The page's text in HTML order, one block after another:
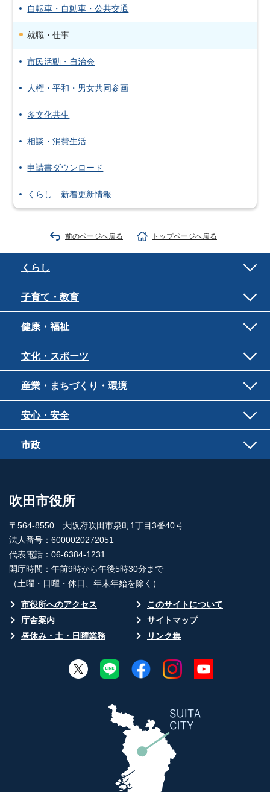
自転車・自動車・公共交通
就職・仕事
市民活動・自治会
人権・平和・男女共同参画
多文化共生
相談・消費生活
申請書ダウンロード
くらし 新着更新情報
前のページへ戻る トップページへ戻る
くらし
子育て・教育
健康・福祉
文化・スポーツ
産業・まちづくり・環境
安心・安全
市政
吹田市役所
〒564-8550 大阪府吹田市泉町1丁目3番40号
法人番号：6000020272051
代表電話：06-6384-1231
開庁時間：午前9時から午後5時30分まで
（土曜・日曜・休日、年末年始を除く）
市役所へのアクセス
このサイトについて
庁舎案内
サイトマップ
昼休み・土・日曜業務
リンク集